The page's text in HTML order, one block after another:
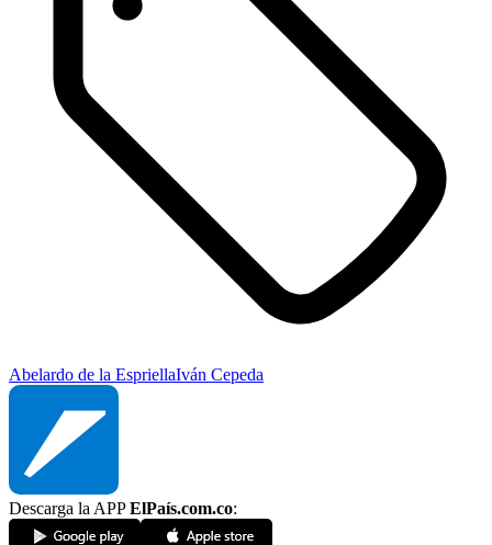
Abelardo de la EspriellaIván Cepeda
Descarga la APPElPaís.com.co: